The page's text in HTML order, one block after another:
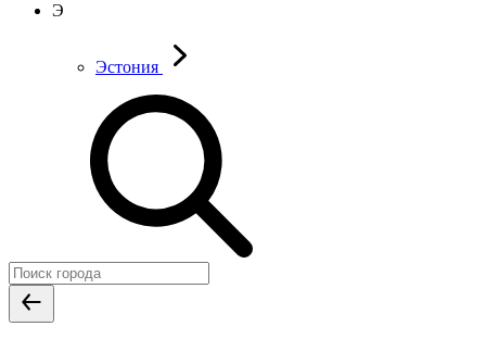
Э
Эстония